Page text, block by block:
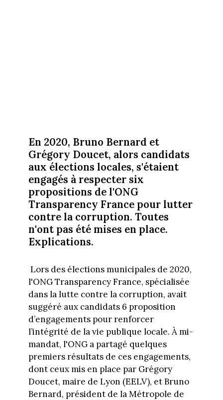
En 2020, Bruno Bernard et
Grégory Doucet, alors candidats
aux élections locales, s'étaient
engagés à respecter six
propositions de l'ONG
Transparency France pour lutter
contre la corruption. Toutes
n'ont pas été mises en place.
Explications.
Lors des élections municipales de 2020,
l'ONG Transparency France, spécialisée
dans la lutte contre la corruption, avait
suggéré aux candidats 6 proposition
d’engagements pour renforcer
l’intégrité de la vie publique locale. À mi-
mandat, l'ONG a partagé quelques
premiers résultats de ces engagements,
dont ceux mis en place par Grégory
Doucet, maire de Lyon (EELV), et Bruno
Bernard, président de la Métropole de